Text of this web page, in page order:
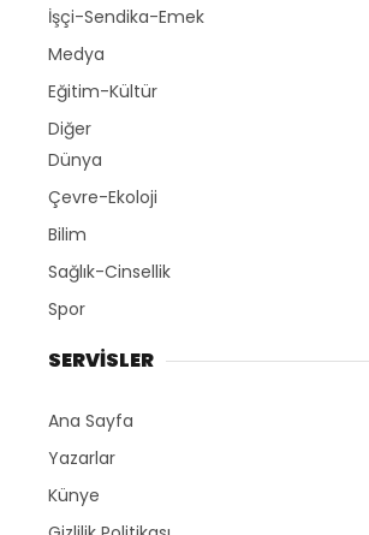
İşçi-Sendika-Emek
Medya
Eğitim-Kültür
Diğer
Dünya
Çevre-Ekoloji
Bilim
Sağlık-Cinsellik
Spor
SERVİSLER
Ana Sayfa
Yazarlar
Künye